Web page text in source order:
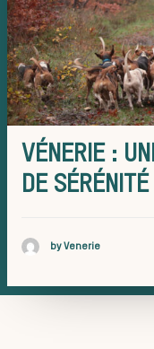
La
VÉNERIE :
DE
by Venerie